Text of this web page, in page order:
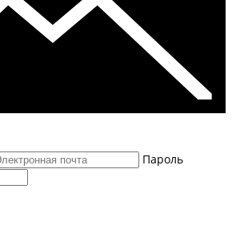
Пароль